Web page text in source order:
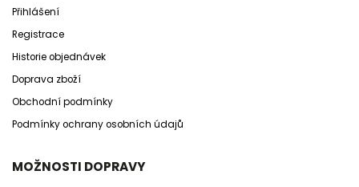
Přihlášení
Registrace
Historie objednávek
Doprava zboží
Obchodní podmínky
Podmínky ochrany osobních údajů
MOŽNOSTI DOPRAVY